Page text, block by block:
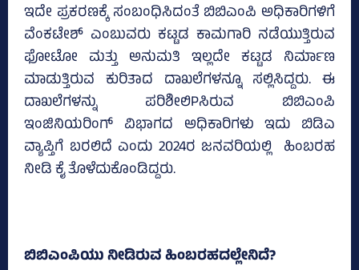
ಇದೇ ಪ್ರಕರಣಕ್ಕೆ ಸಂಬಂಧಿಸಿದಂತೆ ಬಿಬಿಎಂಪಿ ಅಧಿಕಾರಿಗಳಿಗೆ
ವೆಂಕಟೇಶ್‌ ಎಂಬುವರು ಕಟ್ಟಡ ಕಾಮಗಾರಿ ನಡೆಯುತ್ತಿರುವ
ಫೋಟೋ ಮತ್ತು ಅನುಮತಿ ಇಲ್ಲದೇ ಕಟ್ಟಡ ನಿರ್ಮಾಣ
ಮಾಡುತ್ತಿರುವ ಕುರಿತಾದ ದಾಖಲೆಗಳನ್ನೂ ಸಲ್ಲಿಸಿದ್ದರು. ಈ
ದಾಖಲೆಗಳನ್ನು ಪರಿಶೀಲಿPಸಿರುವ ಬಿಬಿಎಂಪಿ
ಇಂಜಿನಿಯರಿಂಗ್‌ ವಿಭಾಗದ ಅಧಿಕಾರಿಗಳು ಇದು ಬಿಡಿಎ
ವ್ಯಾಪ್ತಿಗೆ ಬರಲಿದೆ ಎಂದು 2024ರ ಜನವರಿಯಲ್ಲಿ ಹಿಂಬರಹ
ನೀಡಿ ಕೈ ತೊಳೆದುಕೊಂಡಿದ್ದರು.
ಬಿಬಿಎಂಪಿಯು ನೀಡಿರುವ ಹಿಂಬರಹದಲ್ಲೇನಿದೆ?